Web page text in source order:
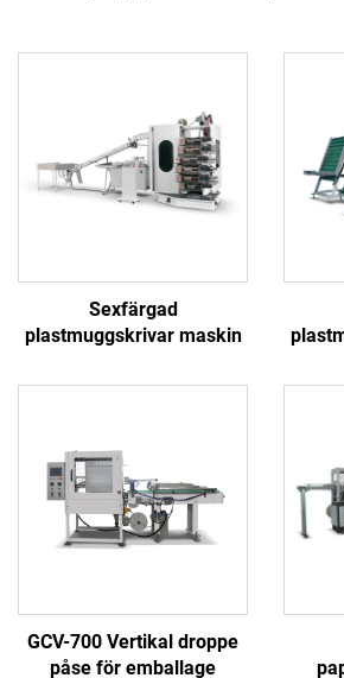
Sexfärgad
plastmuggskrivar maskin
GCV-700 Vertikal droppe
påse för emballage